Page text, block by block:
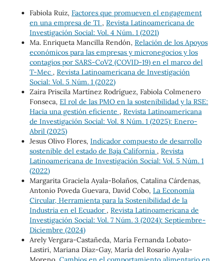
Fabiola Ruiz, Factores que promueven el engagement
en una empresa de TI , Revista Latinoamericana de
Investigación Social: Vol. 4 Núm. 1 (2021)
Ma. Enriqueta Mancilla Rendón, Relación de los Apoyos
económicos para las empresas y micronegocios y los
contagios por SARS-CoV2 (COVID-19) en el marco del
T-Mec , Revista Latinoamericana de Investigación
Social: Vol. 5 Núm. 1 (2022)
Zaira Priscila Martínez Rodríguez, Fabiola Colmenero
Fonseca, El rol de las PMO en la sostenibilidad y la RSE:
Hacia una gestión eficiente , Revista Latinoamericana
de Investigación Social: Vol. 8 Núm. 1 (2025): Enero-
Abril (2025)
Jesus Olivo Flores, Indicador compuesto de desarrollo
sostenible del estado de Baja California , Revista
Latinoamericana de Investigación Social: Vol. 5 Núm. 1
(2022)
Margarita Graciela Ayala-Bolaños, Catalina Cárdenas,
Antonio Poveda Guevara, David Cobo, La Economía
Circular, Herramienta para la Sostenibilidad de la
Industria en el Ecuador , Revista Latinoamericana de
Investigación Social: Vol. 7 Núm. 3 (2024): Septiembre-
Diciembre (2024)
Arely Vergara-Castañeda, María Fernanda Lobato-
Lastiri, Mariana Díaz-Gay, María del Rosario Ayala-